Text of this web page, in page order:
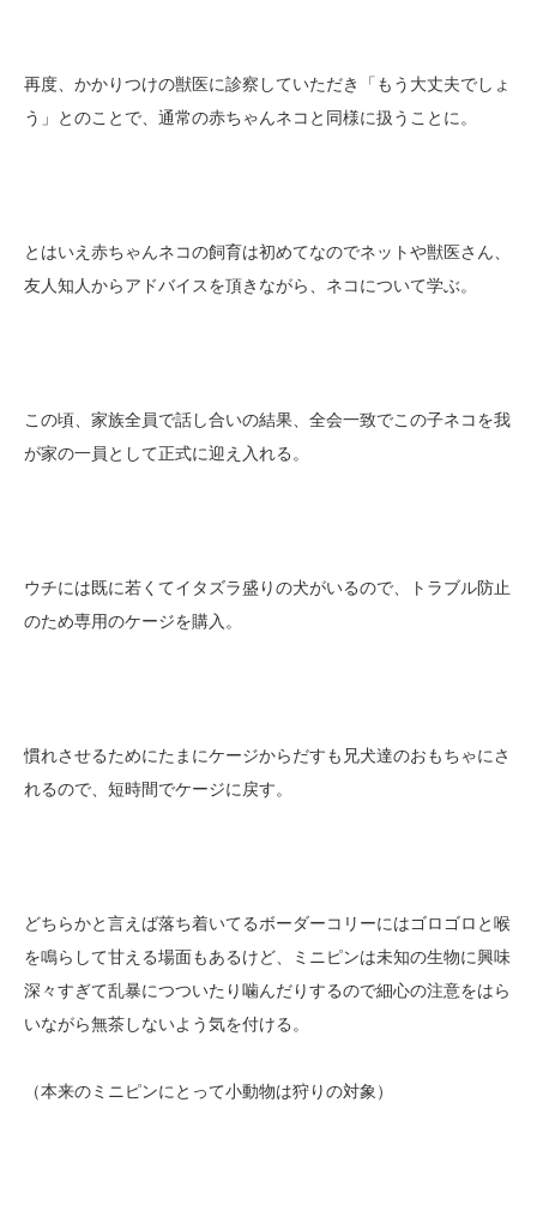
再度、かかりつけの獣医に診察していただき「もう大丈夫でしょ
う」とのことで、通常の赤ちゃんネコと同様に扱うことに。
とはいえ赤ちゃんネコの飼育は初めてなのでネットや獣医さん、
友人知人からアドバイスを頂きながら、ネコについて学ぶ。
この頃、家族全員で話し合いの結果、全会一致でこの子ネコを我
が家の一員として正式に迎え入れる。
ウチには既に若くてイタズラ盛りの犬がいるので、トラブル防止
のため専用のケージを購入。
慣れさせるためにたまにケージからだすも兄犬達のおもちゃにさ
れるので、短時間でケージに戻す。
どちらかと言えば落ち着いてるボーダーコリーにはゴロゴロと喉
を鳴らして甘える場面もあるけど、ミニピンは未知の生物に興味
深々すぎて乱暴につついたり噛んだりするので細心の注意をはら
いながら無茶しないよう気を付ける。
（本来のミニピンにとって小動物は狩りの対象）